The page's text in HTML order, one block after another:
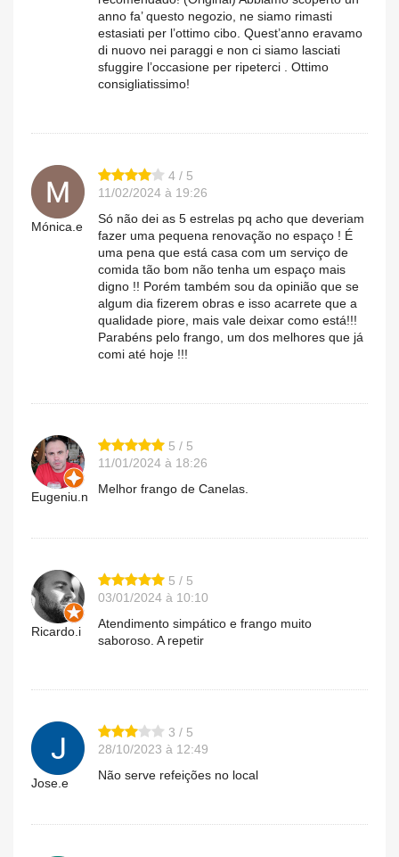
anno fa’ questo negozio, ne siamo rimasti
estasiati per l’ottimo cibo. Quest’anno eravamo
di nuovo nei paraggi e non ci siamo lasciati
sfuggire l’occasione per ripeterci . Ottimo
consigliatissimo!
Mónica.e
4 / 5
11/02/2024 à 19:26
Só não dei as 5 estrelas pq acho que deveriam
fazer uma pequena renovação no espaço ! É
uma pena que está casa com um serviço de
comida tão bom não tenha um espaço mais
digno !! Porém também sou da opinião que se
algum dia fizerem obras e isso acarrete que a
qualidade piore, mais vale deixar como está!!!
Parabéns pelo frango, um dos melhores que já
comi até hoje !!!
Eugeniu.n
5 / 5
11/01/2024 à 18:26
Melhor frango de Canelas.
Ricardo.i
5 / 5
03/01/2024 à 10:10
Atendimento simpático e frango muito
saboroso. A repetir
Jose.e
3 / 5
28/10/2023 à 12:49
Não serve refeições no local